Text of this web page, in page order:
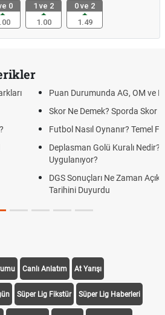
0
1 ve 2
1.00
0 ve 2
1.49
ve Diğer Kısaltmalar Ne Anlama Gelir?
Skor ve Sonuç Kavramları
Futbol Kuralları
Nedir? Hangi Organizasyonlarda
Açıklanacak 2026? ÖSYM Sonuç
Canlı Anlatım At Yarışı
Süper Lig Fikstür Süper Lig Haberleri